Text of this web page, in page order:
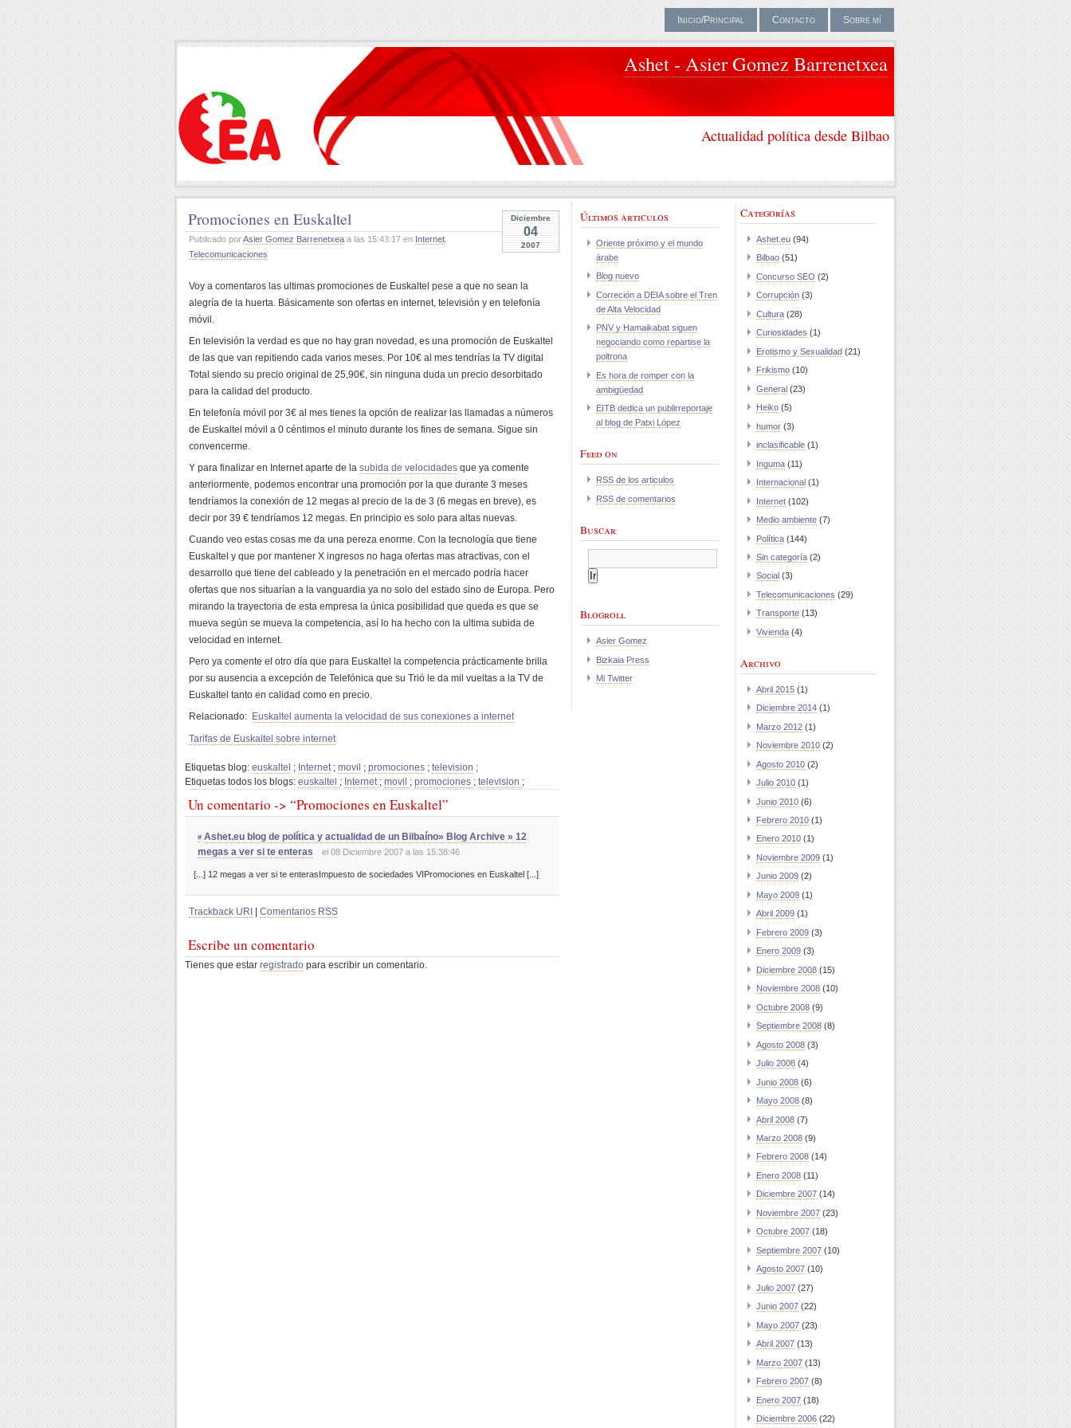
Inicio/Principal Contacto Sobre mí
Ashet - Asier Gomez Barrenetxea
Actualidad política desde Bilbao
Diciembre
04
2007
Promociones en Euskaltel
Publicado porAsier Gomez Barrenetxea a las 15:43:17 en Internet
Telecomunicaciones
Voy a comentaros las ultimas promociones de Euskaltel pese a que no sean la
alegría de la huerta. Básicamente son ofertas en internet, televisión y en telefonía
móvil.
En televisión la verdad es que no hay gran novedad, es una promoción de Euskaltel
de las que van repitiendo cada varios meses. Por 10€ al mes tendrías la TV digital
Total siendo su precio original de 25,90€, sin ninguna duda un precio desorbitado
para la calidad del producto.
En telefonía móvil por 3€ al mes tienes la opción de realizar las llamadas a números
de Euskaltel móvil a 0 céntimos el minuto durante los fines de semana. Sigue sin
convencerme.
Y para finalizar en Internet aparte de la subida de velocidades que ya comente
anteriormente, podemos encontrar una promoción por la que durante 3 meses
tendríamos la conexión de 12 megas al precio de la de 3 (6 megas en breve), es
decir por 39 € tendríamos 12 megas. En principio es solo para altas nuevas.
Cuando veo estas cosas me da una pereza enorme. Con la tecnología que tiene
Euskaltel y que por mantener X ingresos no haga ofertas mas atractivas, con el
desarrollo que tiene del cableado y la penetración en el mercado podría hacer
ofertas que nos situarían a la vanguardia ya no solo del estado sino de Europa. Pero
mirando la trayectoria de esta empresa la única posibilidad que queda es que se
mueva según se mueva la competencia, así lo ha hecho con la ultima subida de
velocidad en internet.
Pero ya comente el otro día que para Euskaltel la competencia prácticamente brilla
por su ausencia a excepción de Telefónica que su Trió le da mil vueltas a la TV de
Euskaltel tanto en calidad como en precio.
Relacionado: Euskaltel aumenta la velocidad de sus conexiones a internet
Tarifas de Euskaltel sobre internet
Etiquetas blog: euskaltel ; Internet ; movil ; promociones ; television ;
Etiquetas todos los blogs: euskaltel ; Internet ; movil ; promociones ; television ;
Un comentario -> “Promociones en Euskaltel”
# Ashet.eu blog de política y actualidad de un Bilbaíno» Blog Archive » 12
megas a ver si te enteras
el 08 Diciembre 2007 a las 15:38:46
[...] 12 megas a ver si te enterasImpuesto de sociedades VIPromociones en Euskaltel [...]
Trackback URI Comentarios RSS
Escribe un comentario
Tienes que estar registrado para escribir un comentario.
Últimos articulos
Oriente próximo y el mundo
árabe
Blog nuevo
Correción a DEIA sobre el Tren
de Alta Velocidad
PNV y Hamaikabat siguen
negociando como repartise la
poltrona
Es hora de romper con la
ambigüedad
EITB dedica un publirreportaje
al blog de Patxi López
Feed on
RSS de los articulos
RSS de comentarios
Buscar
Blogroll
Asier Gomez
Bizkaia Press
Mi Twitter
Categorías
Ashet.eu (94)
Bilbao (51)
Concurso SEO (2)
Corrupción (3)
Cultura (28)
Curiosidades (1)
Erotismo y Sexualidad (21)
Frikismo (10)
General (23)
Heiko (5)
humor (3)
inclasificable (1)
Inguma (11)
Internacional (1)
Internet (102)
Medio ambiente (7)
Política (144)
Sin categoría (2)
Social (3)
Telecomunicaciones (29)
Transporte (13)
Vivienda (4)
Archivo
Abril 2015 (1)
Diciembre 2014 (1)
Marzo 2012 (1)
Noviembre 2010 (2)
Agosto 2010 (2)
Julio 2010 (1)
Junio 2010 (6)
Febrero 2010 (1)
Enero 2010 (1)
Noviembre 2009 (1)
Junio 2009 (2)
Mayo 2009 (1)
Abril 2009 (1)
Febrero 2009 (3)
Enero 2009 (3)
Diciembre 2008 (15)
Noviembre 2008 (10)
Octubre 2008 (9)
Septiembre 2008 (8)
Agosto 2008 (3)
Julio 2008 (4)
Junio 2008 (6)
Mayo 2008 (8)
Abril 2008 (7)
Marzo 2008 (9)
Febrero 2008 (14)
Enero 2008 (11)
Diciembre 2007 (14)
Noviembre 2007 (23)
Octubre 2007 (18)
Septiembre 2007 (10)
Agosto 2007 (10)
Julio 2007 (27)
Junio 2007 (22)
Mayo 2007 (23)
Abril 2007 (13)
Marzo 2007 (13)
Febrero 2007 (8)
Enero 2007 (18)
Diciembre 2006 (22)